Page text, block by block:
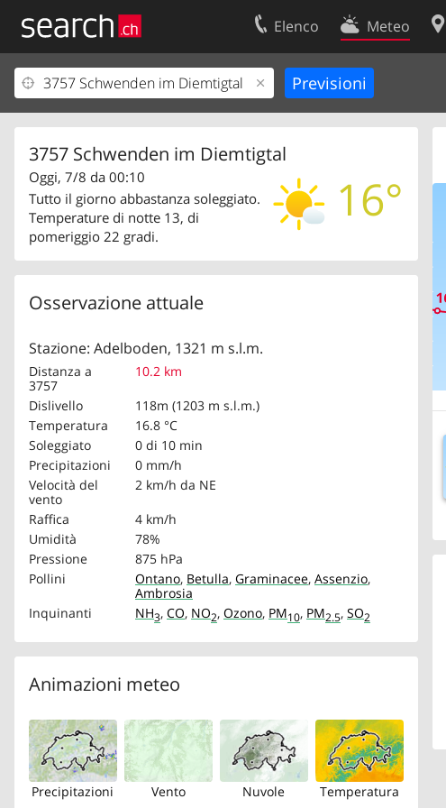
Elenco Meteo
3757 Schwenden im Diemtigtal
16°
Oggi, 7/8 da 00:10
Tutto il giorno abbastanza soleggiato.
Temperature di notte 13, di
pomeriggio 22 gradi.
Osservazione attuale
Stazione: Adelboden, 1321 m s.l.m.
Distanza a
3757
10.2 km
Dislivello
118m (1203 m s.l.m.)
Temperatura
16.8 °C
Soleggiato
0 di 10 min
Precipitazioni
0 mm/h
Velocità del
vento
2 km/h da NE
Raffica
4 km/h
Umidità
78%
Pressione
875 hPa
Pollini
Ontano, Betulla, Graminacee, Assenzio,
Ambrosia
Inquinanti
NH3, CO, NO2, Ozono, PM10, PM2.5, SO2
Animazioni meteo
Precipitazioni Vento Nuvole Temperatura
Il vostro profolio
Area clienti
Informazioni Legali
Contatti
Condizioni d’uso